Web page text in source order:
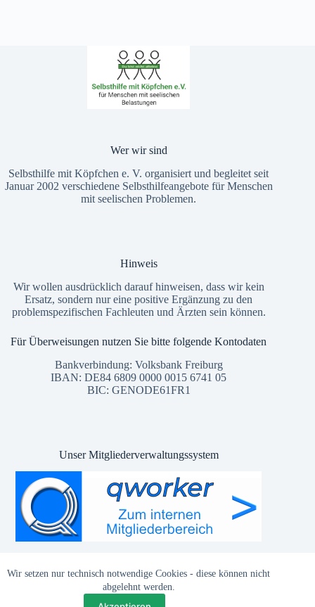
Wir setzen nur technisch notwendige Cookies - diese können nicht
abgelehnt werden.
Wer wir sind
Selbsthilfe mit Köpfchen e. V. organisiert und begleitet seit
Januar 2002 verschiedene Selbsthilfeangebote für Menschen
mit seelischen Problemen.
Hinweis
Wir wollen ausdrücklich darauf hinweisen, dass wir kein
Ersatz, sondern nur eine positive Ergänzung zu den
problemspezifischen Fachleuten und Ärzten sein können.
Für Überweisungen nutzen Sie bitte folgende Kontodaten
Bankverbindung: Volksbank Freiburg
IBAN: DE84 6809 0000 0015 6741 05
BIC: GENODE61FR1
Unser Mitgliederverwaltungssystem
Hosted by Quixxo.com